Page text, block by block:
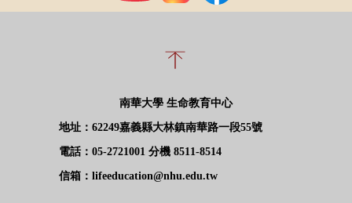
南華大學 生命教育中心
地址：62249嘉義縣大林鎮南華路一段55號
電話：05-2721001 分機 8511-8514
信箱：lifeeducation@nhu.edu.tw